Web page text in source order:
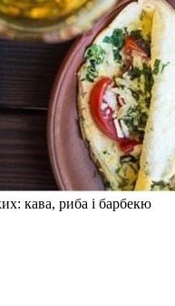
кава, риба і барбекю